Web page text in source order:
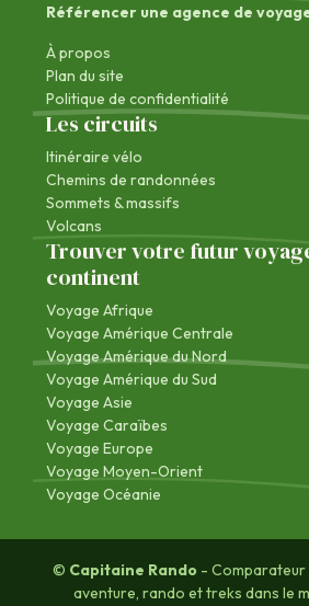
Référencer une agence de
À propos
Plan du site
Politique de confidentialité
Les circuits
Itinéraire vélo
Chemins de randonnées
Sommets & massifs
Volcans
Trouver votre futur
continent
Voyage Afrique
Voyage Amérique Centrale
Voyage Amérique du Nord
Voyage Amérique du Sud
Voyage Asie
Voyage Caraïbes
Voyage Europe
Voyage Moyen-Orient
Voyage Océanie
© Capitaine Rando - Comparateur
aventure, rando et treks dans le